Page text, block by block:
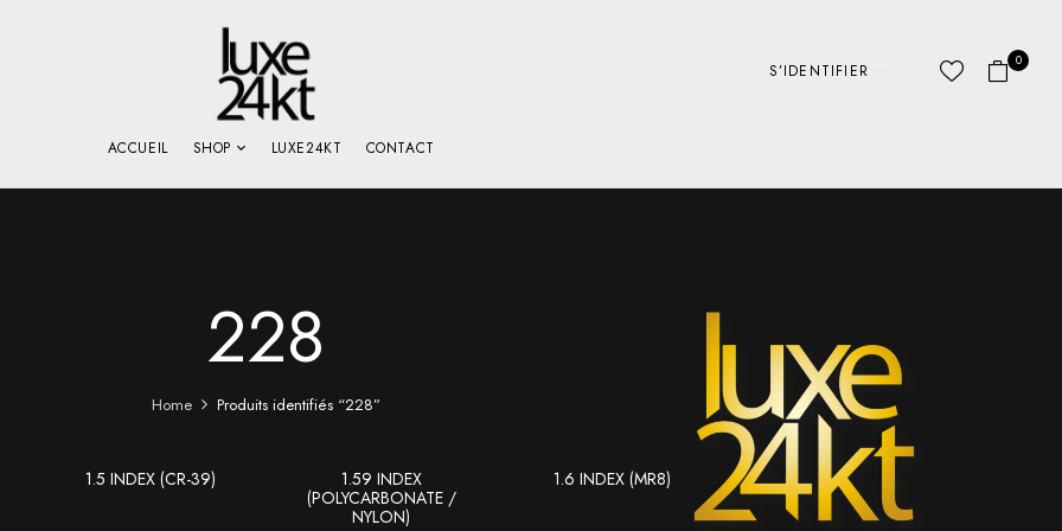
S’IDENTIFIER
0
ACCUEIL SHOP LUXE24KT CONTACT
228
Home Produits identifiés “228”
1.5 INDEX (CR-39)
1.59 INDEX
(POLYCARBONATE /
NYLON)
1.6 INDEX (MR8) ABC LINES